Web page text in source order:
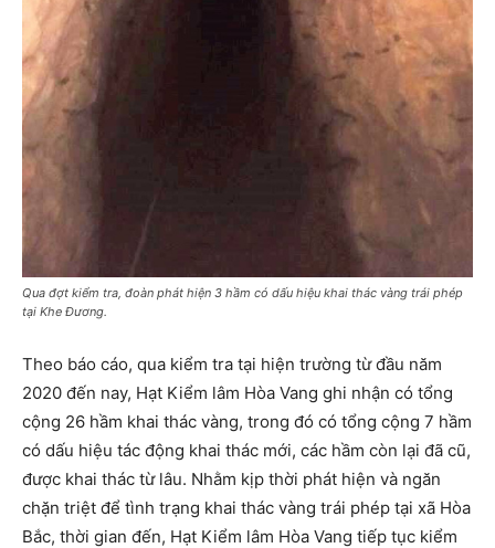
Qua đợt kiểm tra, đoàn phát hiện 3 hầm có dấu hiệu khai thác vàng trái phép
tại Khe Đương.
Theo báo cáo, qua kiểm tra tại hiện trường từ đầu năm
2020 đến nay, Hạt Kiểm lâm Hòa Vang ghi nhận có tổng
cộng 26 hầm khai thác vàng, trong đó có tổng cộng 7 hầm
có dấu hiệu tác động khai thác mới, các hầm còn lại đã cũ,
được khai thác từ lâu. Nhằm kịp thời phát hiện và ngăn
chặn triệt để tình trạng khai thác vàng trái phép tại xã Hòa
Bắc, thời gian đến, Hạt Kiểm lâm Hòa Vang tiếp tục kiểm